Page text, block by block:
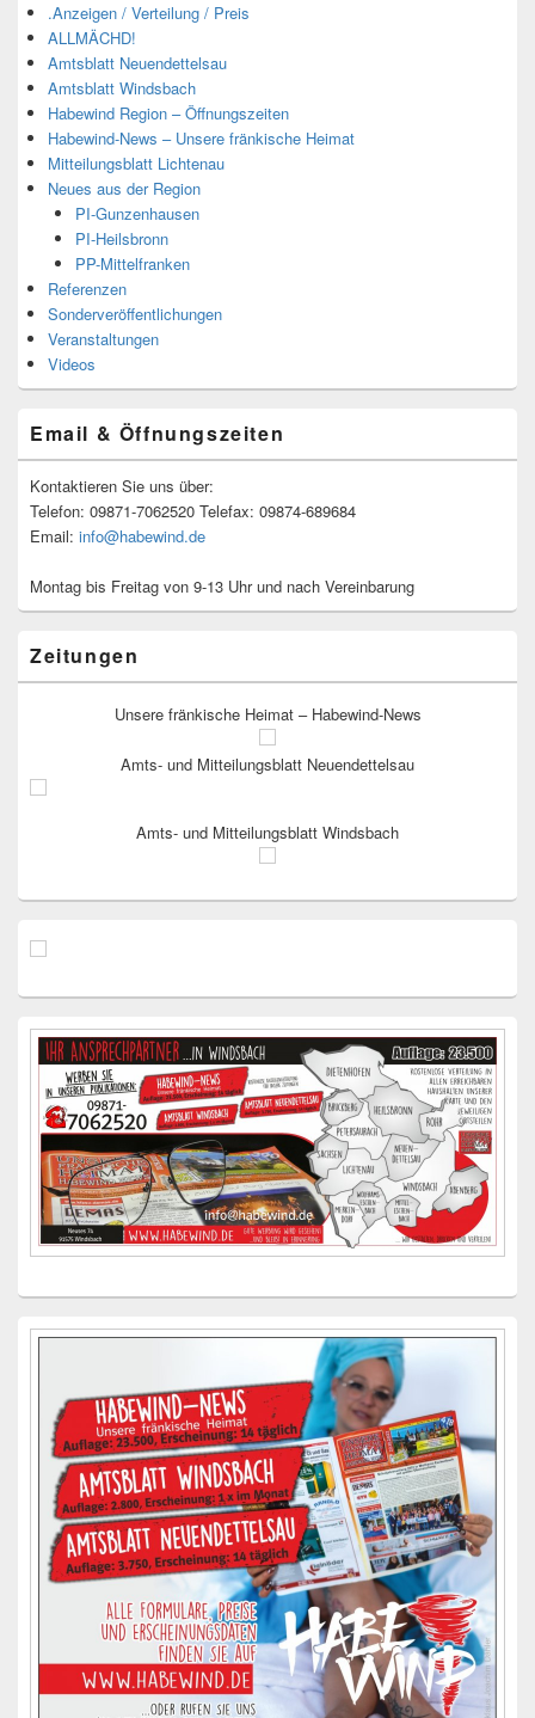
.Anzeigen / Verteilung / Preis
ALLMÄCHD!
Amtsblatt Neuendettelsau
Amtsblatt Windsbach
Habewind Region – Öffnungszeiten
Habewind-News – Unsere fränkische Heimat
Mitteilungsblatt Lichtenau
Neues aus der Region
PI-Gunzenhausen
PI-Heilsbronn
PP-Mittelfranken
Referenzen
Sonderveröffentlichungen
Veranstaltungen
Videos
Email & Öffnungszeiten
Kontaktieren Sie uns über:
Telefon: 09871-7062520 Telefax: 09874-689684
Email: info@habewind.de
Montag bis Freitag von 9-13 Uhr und nach Vereinbarung
Zeitungen
Unsere fränkische Heimat – Habewind-News
Amts- und Mitteilungsblatt Neuendettelsau
Amts- und Mitteilungsblatt Windsbach